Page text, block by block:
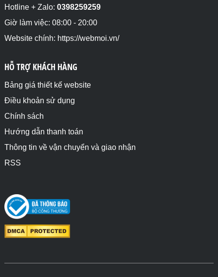
Hotline + Zalo: 0398259259
Giờ làm việc: 08:00 - 20:00
Website chính: https://webmoi.vn/
HỖ TRỢ KHÁCH HÀNG
Bảng giá thiết kế website
Điều khoản sử dụng
Chính sách
Hướng dẫn thanh toán
Thông tin về vận chuyển và giao nhận
RSS